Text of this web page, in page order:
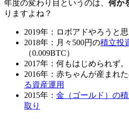
年度の変わり目というのは、 何か
りますよね？
2019年：ロボアドやろうと
2018年：月々500円の積立投
（0.009BTC）
2017年：何もはじめられず。
2016年：赤ちゃんが産まれ
る資産運用
2015年： 金（ゴールド）の
取り